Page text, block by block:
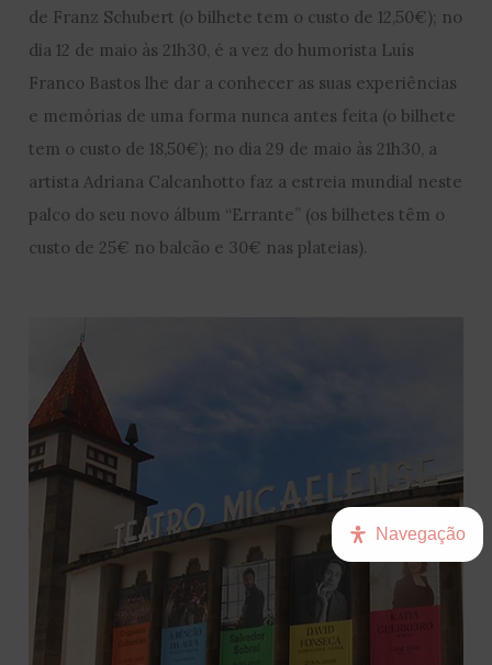
de Franz Schubert (o bilhete tem o custo de 12,50€); no
dia 12 de maio às 21h30, é a vez do humorista Luís
Franco Bastos lhe dar a conhecer as suas experiências
e memórias de uma forma nunca antes feita (o bilhete
tem o custo de 18,50€); no dia 29 de maio às 21h30, a
artista Adriana Calcanhotto faz a estreia mundial neste
palco do seu novo álbum “Errante” (os bilhetes têm o
custo de 25€ no balcão e 30€ nas plateias).
Navegação